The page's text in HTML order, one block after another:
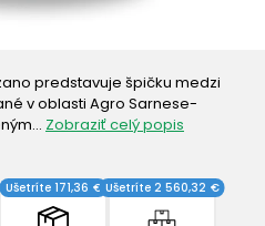
predstavuje špičku medzi
v oblasti Agro Sarnese-
Zobraziť celý popis
Ušetríte 171,36 € Ušetríte 2 560,32 €